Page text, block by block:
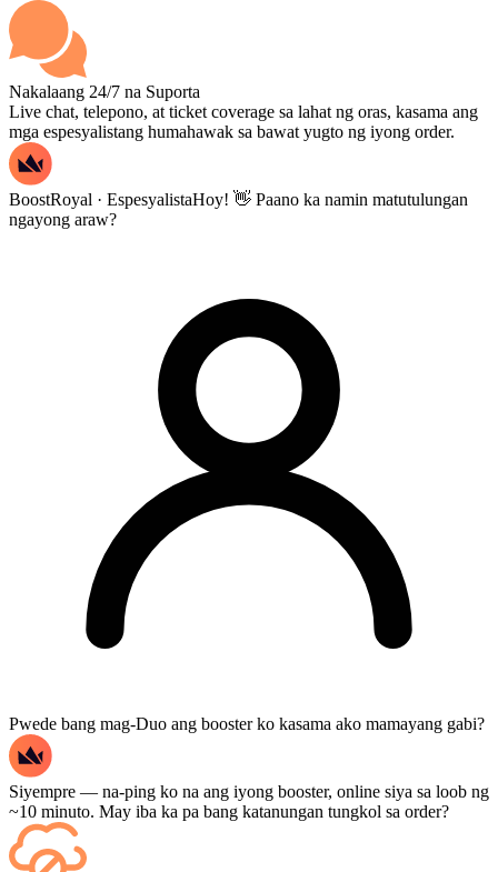
Nakalaang 24/7 na Suporta
Live chat, telepono, at ticket coverage sa lahat ng oras, kasama ang
mga espesyalistang humahawak sa bawat yugto ng iyong order.
BoostRoyal · EspesyalistaHoy! 👋 Paano ka namin matutulungan
ngayong araw?
Pwede bang mag-Duo ang booster ko kasama ako mamayang gabi?
Siyempre — na-ping ko na ang iyong booster, online siya sa loob ng
~10 minuto. May iba ka pa bang katanungan tungkol sa order?